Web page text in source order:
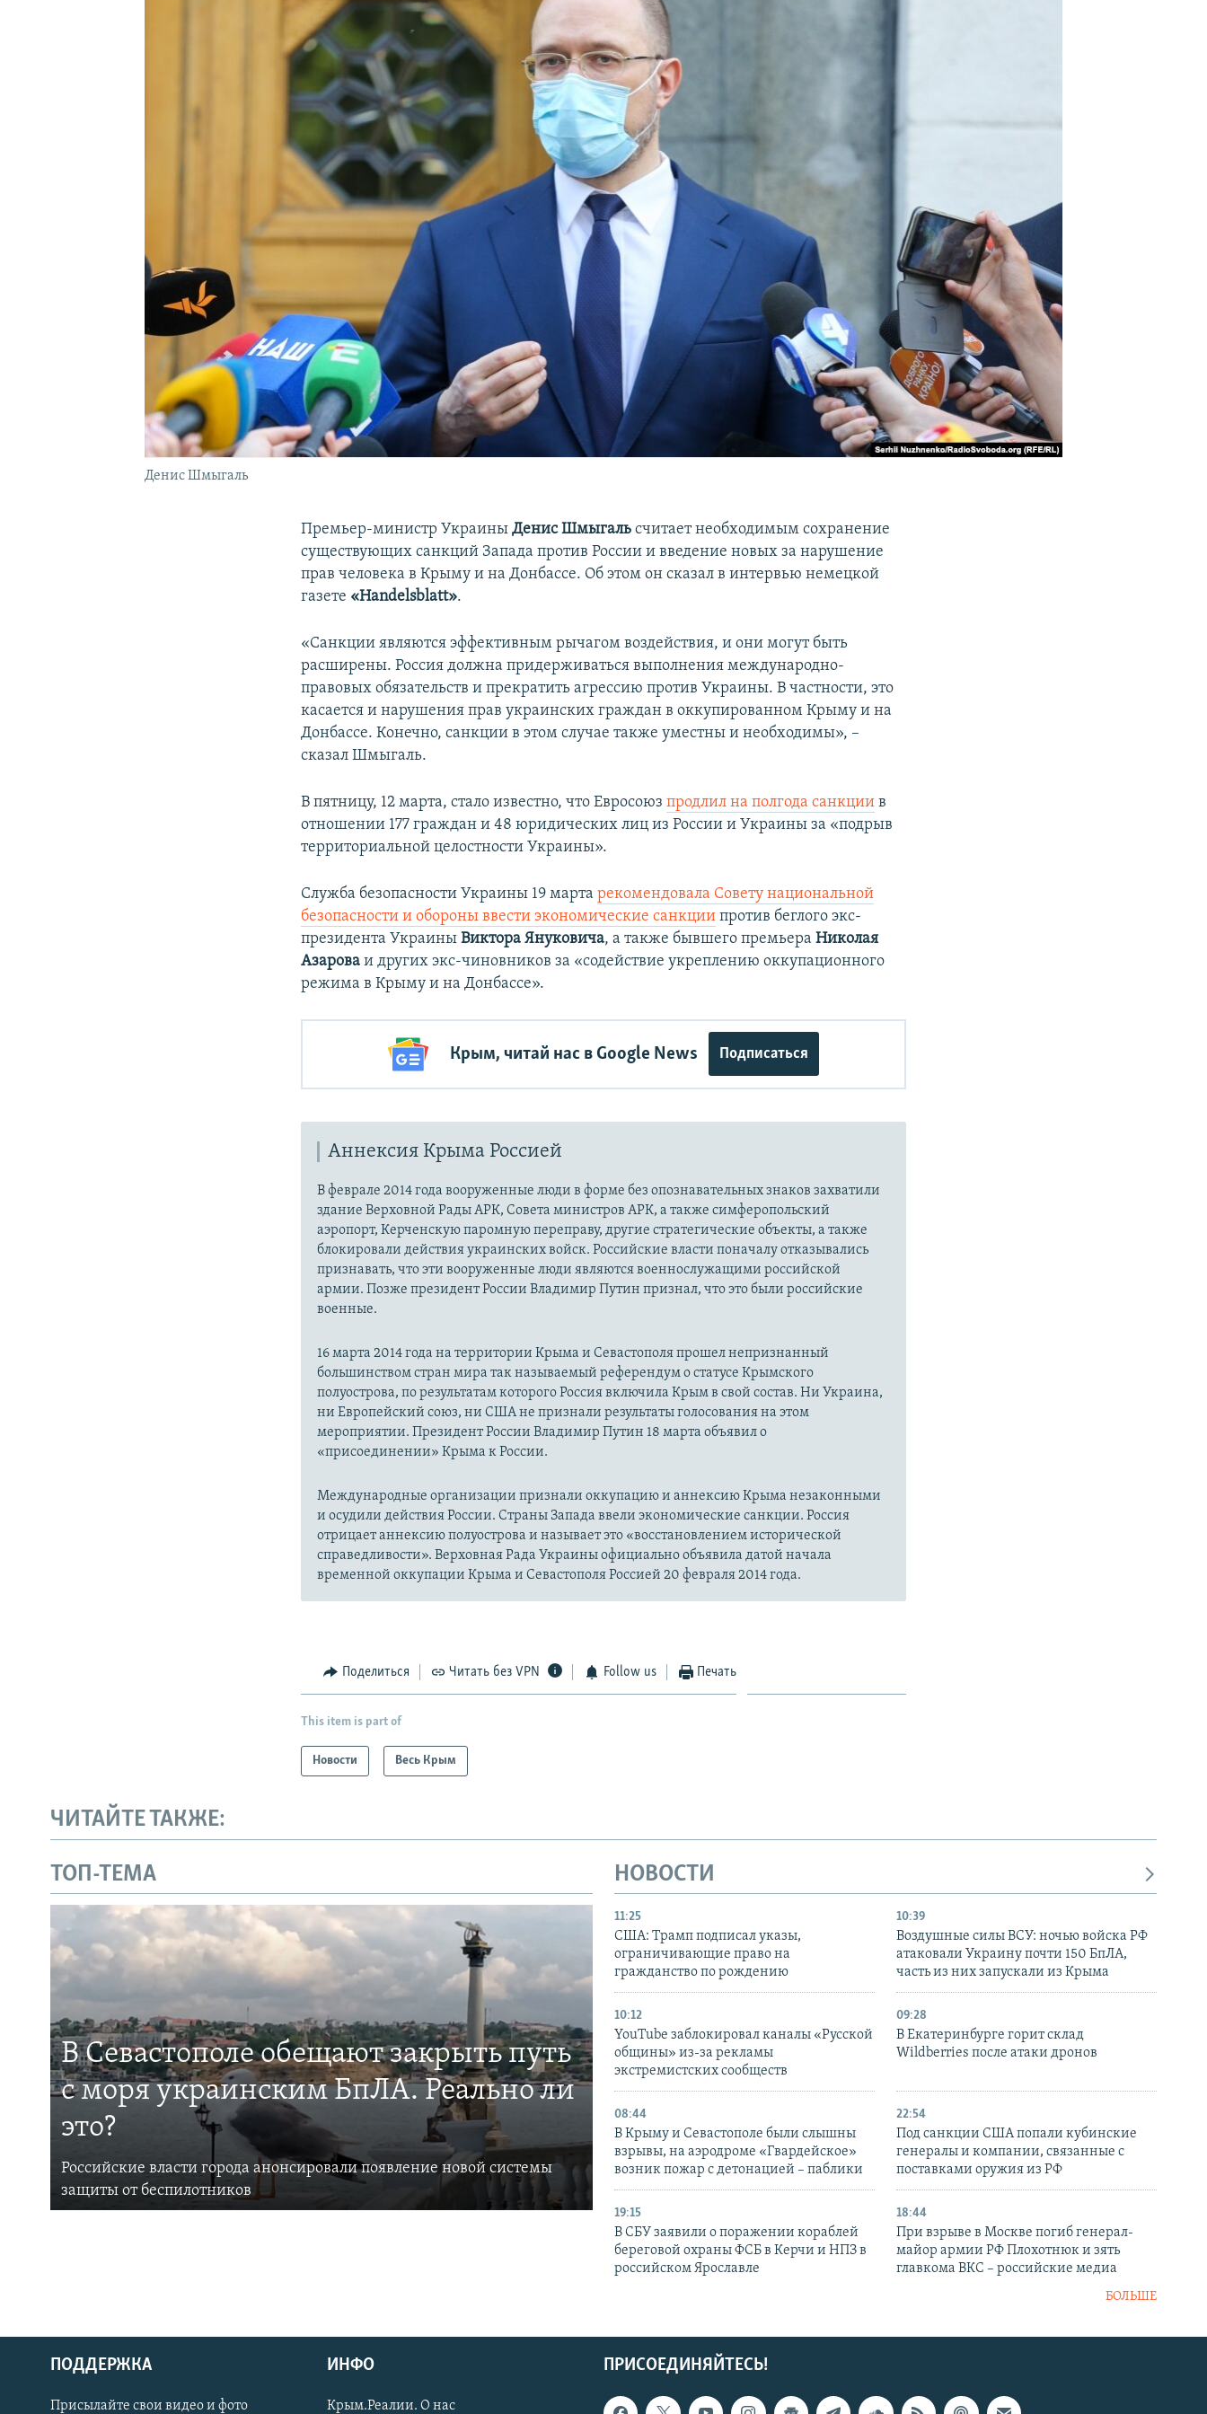
Українською
Денис Шмыгаль
Премьер-министр УкраиныДенис Шмыгаль считает необходимым сохранение
существующих санкций Запада против России и введение новых за нарушение
прав человека в Крыму и на Донбассе. Об этом он сказал в интервью немецкой
газете «Handelsblatt».
«Санкции являются эффективным рычагом воздействия, и они могут быть
расширены. Россия должна придерживаться выполнения международно-
правовых обязательств и прекратить агрессию против Украины. В частности, это
касается и нарушения прав украинских граждан в оккупированном Крыму и на
Донбассе. Конечно, санкции в этом случае также уместны и необходимы», –
сказал Шмыгаль.
В пятницу, 12 марта, стало известно, что Евросоюзпродлил на полгода санкции в
отношении 177 граждан и 48 юридических лиц из России и Украины за «подрыв
территориальной целостности Украины».
Служба безопасности Украины 19 мартарекомендовала Совету национальной
безопасности и обороны ввести экономические санкции против беглого экс-
президента УкраиныВиктора Януковича, а также бывшего премьераНиколая
Азарова и других экс-чиновников за «содействие укреплению оккупационного
режима в Крыму и на Донбассе».
Крым, читай нас в Google News Подписаться
Аннексия Крыма Россией
В феврале 2014 года вооруженные люди в форме без опознавательных знаков захватили
здание Верховной Рады АРК, Совета министров АРК, а также симферопольский
аэропорт, Керченскую паромную переправу, другие стратегические объекты, а также
блокировали действия украинских войск. Российские власти поначалу отказывались
признавать, что эти вооруженные люди являются военнослужащими российской
армии. Позже президент России Владимир Путин признал, что это были российские
военные.
16 марта 2014 года на территории Крыма и Севастополя прошел непризнанный
большинством стран мира так называемый референдум о статусе Крымского
полуострова, по результатам которого Россия включила Крым в свой состав. Ни Украина,
ни Европейский союз, ни США не признали результаты голосования на этом
мероприятии. Президент России Владимир Путин 18 марта объявил о
«присоединении» Крыма к России.
Международные организации признали оккупацию и аннексию Крыма незаконными
и осудили действия России. Страны Запада ввели экономические санкции. Россия
отрицает аннексию полуострова и называет это «восстановлением исторической
справедливости». Верховная Рада Украины официально объявила датой начала
временной оккупации Крыма и Севастополя Россией 20 февраля 2014 года.
Поделиться Читать без VPN Follow us Печать
This item is part of
Новости Весь Крым
ЧИТАЙТЕ ТАКЖЕ:
ТОП-ТЕМА
В Севастополе обещают закрыть путь
с моря украинским БпЛА. Реально ли
это?
Российские власти города анонсировали появление новой системы
защиты от беспилотников
НОВОСТИ
11:25
США: Трамп подписал указы,
ограничивающие право на
гражданство по рождению
10:39
Воздушные силы ВСУ: ночью войска РФ
атаковали Украину почти 150 БпЛА,
часть из них запускали из Крыма
10:12
YouTube заблокировал каналы «Русской
общины» из-за рекламы
экстремистских сообществ
09:28
В Екатеринбурге горит склад
Wildberries после атаки дронов
08:44
В Крыму и Севастополе были слышны
взрывы, на аэродроме «Гвардейское»
возник пожар с детонацией – паблики
22:54
Под санкции США попали кубинские
генералы и компании, связанные с
поставками оружия из РФ
19:15
В СБУ заявили о поражении кораблей
береговой охраны ФСБ в Керчи и НПЗ в
российском Ярославле
18:44
При взрыве в Москве погиб генерал-
майор армии РФ Плохотнюк и зять
главкома ВКС – российские медиа
БОЛЬШЕ
ПРИСОЕДИНЯЙТЕСЬ!
ПОДДЕРЖКА
Присылайте свои видео и фото
ИНФО
Крым.Реалии. О нас